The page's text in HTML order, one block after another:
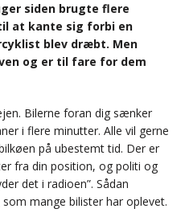
siden brugte flere
at kante sig forbi en
blev dræbt. Men
og er til fare for dem
Bilerne foran dig sænker
i flere minutter. Alle vil gerne
på ubestemt tid. Der er
fra din position, og politi og
det i radioen”. Sådan
mange bilister har oplevet.